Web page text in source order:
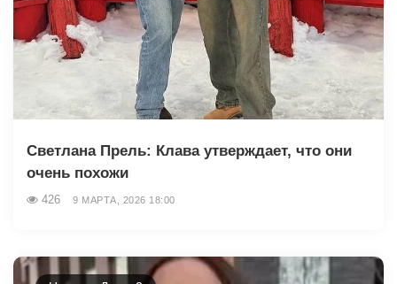
Светлана Прель: Клава утверждает, что они
очень похожи
426 9 МАРТА, 2026 18:00